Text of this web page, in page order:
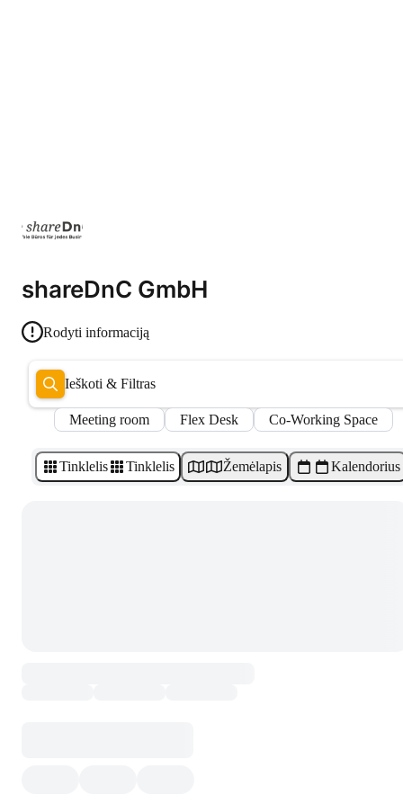
shareDnC GmbH
Rodyti informaciją
Ieškoti & Filtras
Meeting room Flex Desk Co-Working Space
Tinklelis Tinklelis Žemėlapis Kalendorius